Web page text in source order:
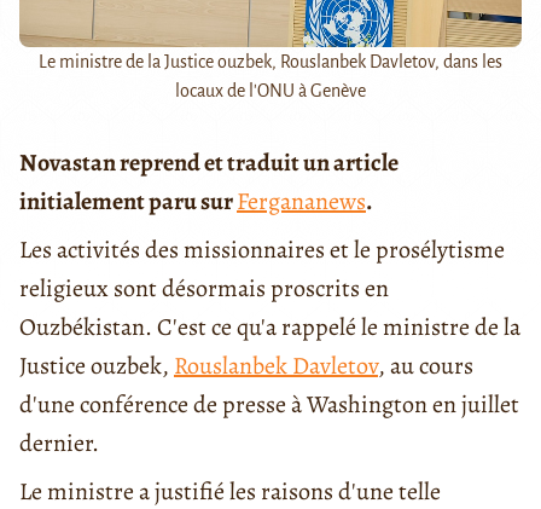
Le ministre de la Justice ouzbek, Rouslanbek Davletov, dans les
locaux de l'ONU à Genève
Novastan reprend et traduit un article
initialement paru surFergananews.
Les activités des missionnaires et le prosélytisme
religieux sont désormais proscrits en
Ouzbékistan. C'est ce qu'a rappelé le ministre de la
Justice ouzbek, Rouslanbek Davletov, au cours
d'une conférence de presse à Washington en juillet
dernier.
Le ministre a justifié les raisons d'une telle